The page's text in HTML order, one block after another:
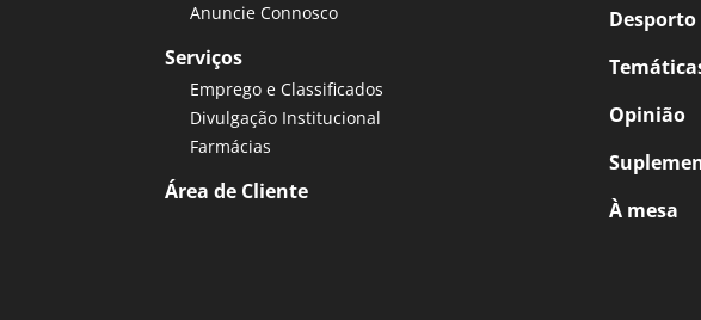
Anuncie Connosco
Serviços
Emprego e Classificados
Divulgação Institucional
Farmácias
Área de Cliente
Desporto
Opinião
À mesa